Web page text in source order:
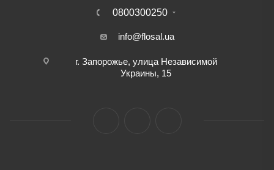
0800300250
info@flosal.ua
г. Запорожье, улица Независимой
Украины, 15